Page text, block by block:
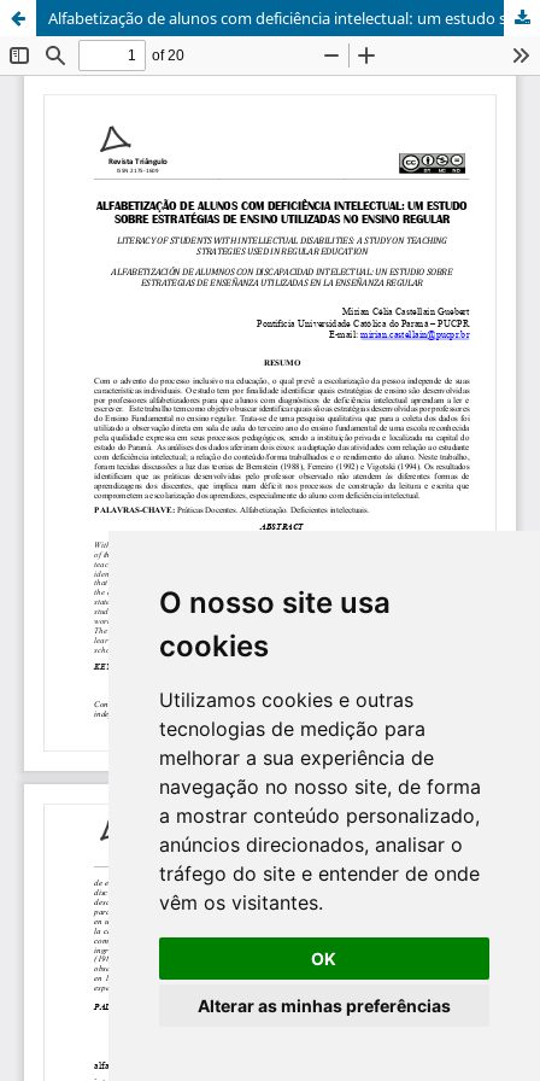
O nosso site usa
cookies
Utilizamos cookies e outras
tecnologias de medição para
melhorar a sua experiência de
navegação no nosso site, de forma
a mostrar conteúdo personalizado,
anúncios direcionados, analisar o
tráfego do site e entender de onde
vêm os visitantes.
OK
Alterar as minhas preferências
Alfabetização de alunos com deficiência intelectual: um estudo sobre estratégias de ensino utilizadas no ensino regular